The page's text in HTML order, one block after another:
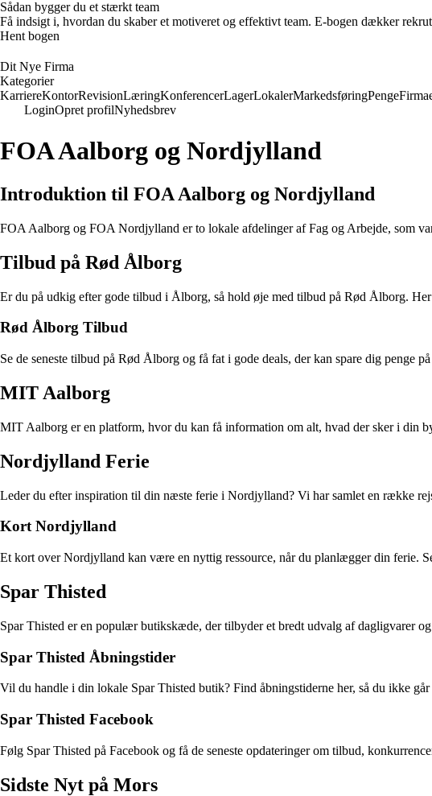
Sådan bygger du et stærkt team
Få indsigt i, hvordan du skaber et motiveret og effektivt team. E-bogen dækker
Hent bogen
Dit Nye Firma
Kategorier
KarriereKontorRevisionLæringKonferencerLagerLokalerMarkedsføringPenge
LoginOpret profilNyhedsbrev
FOA Aalborg og Nordjylland
Introduktion til FOA Aalborg og Nordjylland
FOA Aalborg og FOA Nordjylland er to lokale afdelinger af Fag og Arbejde, som
Tilbud på Rød Ålborg
Er du på udkig efter gode tilbud i Ålborg, så hold øje med tilbud på Rød Ålborg.
Rød Ålborg Tilbud
Se de seneste tilbud på Rød Ålborg og få fat i gode deals, der kan spare dig penge
MIT Aalborg
MIT Aalborg er en platform, hvor du kan få information om alt, hvad der sker i din
Nordjylland Ferie
Leder du efter inspiration til din næste ferie i Nordjylland? Vi har samlet en række
Kort Nordjylland
Et kort over Nordjylland kan være en nyttig ressource, når du planlægger din ferie.
Spar Thisted
Spar Thisted er en populær butikskæde, der tilbyder et bredt udvalg af dagligvarer
Spar Thisted Åbningstider
Vil du handle i din lokale Spar Thisted butik? Find åbningstiderne her, så du ikke
Spar Thisted Facebook
Følg Spar Thisted på Facebook og få de seneste opdateringer om tilbud,
Sidste Nyt på Mors